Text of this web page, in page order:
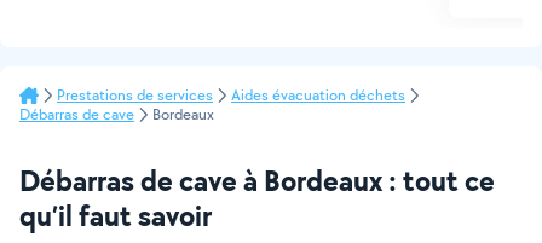
Prestations de services
Aides évacuation déchets
Débarras de cave
Bordeaux
Débarras de cave à Bordeaux : tout ce
qu’il faut savoir